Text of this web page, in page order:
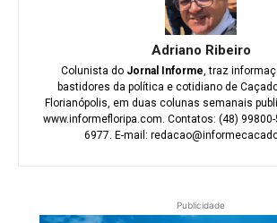
Adriano Ribeiro
Colunista do Jornal Informe, traz
bastidores da política e cotidiano de
Florianópolis, em duas colunas semanais
www.informefloripa.com. Contatos: (48)
6977. E-mail:
Publicidade